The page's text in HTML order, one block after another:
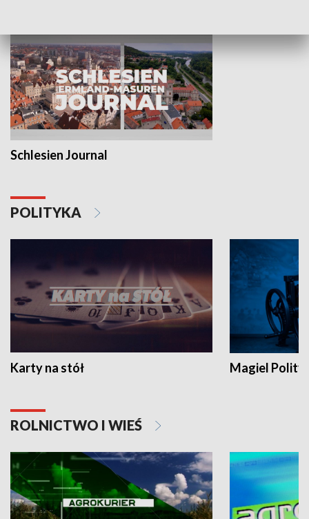
Schlesien Journal
POLITYKA
Karty na stół Magiel
ROLNICTWO I WIEŚ